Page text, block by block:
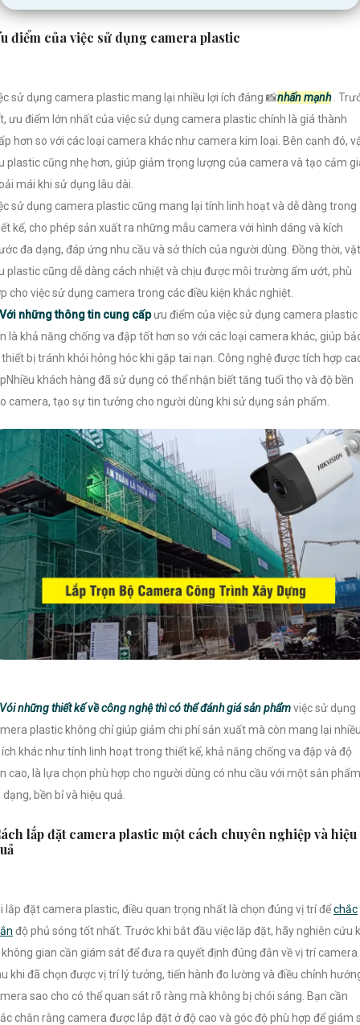
điểm của việc sử dụng camera plastic
sử dụng camera plastic mang lại nhiều lợi ích đáng 📸nhấn mạnh.
ưu điểm lớn nhất của việc sử dụng camera plastic chính là giá thành
hơn so với các loại camera khác như camera kim loại. Bên cạnh đó,
plastic cũng nhẹ hơn, giúp giảm trọng lượng của camera và tạo cảm
mái khi sử dụng lâu dài.
sử dụng camera plastic cũng mang lại tính linh hoạt và dễ dàng trong
kế, cho phép sản xuất ra những mẫu camera với hình dáng và kích
đa dạng, đáp ứng nhu cầu và sở thích của người dùng. Đồng thời, vật
plastic cũng dễ dàng cách nhiệt và chịu được môi trường ẩm ướt, phù
cho việc sử dụng camera trong các điều kiện khắc nghiệt.
Với những thông tin cung cấpưu điểm của việc sử dụng camera plastic
là khả năng chống va đập tốt hơn so với các loại camera khác, giúp
thiết bị tránh khỏi hỏng hóc khi gặp tai nạn. Công nghệ được tích hợp
khách hàng đã sử dụng có thể nhận biết tăng tuổi thọ và độ bền
camera, tạo sự tin tưởng cho người dùng khi sử dụng sản phẩm.
Vói những thiết kế về công nghệ thì có thể đánh giá sản phẩmviệc sử dụng
plastic không chỉ giúp giảm chi phí sản xuất mà còn mang lại
ích khác như tính linh hoạt trong thiết kế, khả năng chống va đập và độ
cao, là lựa chọn phù hợp cho người dùng có nhu cầu với một sản phẩm
dạng, bền bỉ và hiệu quả.
lắp đặt camera plastic một cách chuyên nghiệp và hiệu
lắp đặt camera plastic, điều quan trọng nhất là chọn đúng vị trí đểchắc
độ phủ sóng tốt nhất. Trước khi bắt đầu việc lắp đặt, hãy nghiên cứu
không gian cần giám sát để đưa ra quyết định đúng đắn về vị trí camera.
khi đã chọn được vị trí lý tưởng, tiến hành đo lường và điều chỉnh
sao cho có thể quan sát rõ ràng mà không bị chói sáng. Bạn cần
chắn rằng camera được lắp đặt ở độ cao và góc độ phù hợp để giám